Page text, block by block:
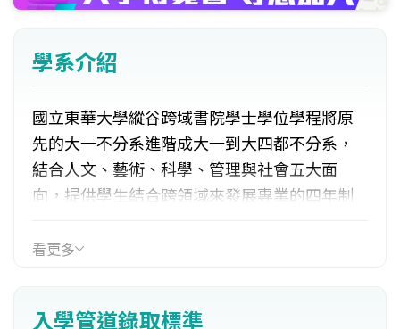
學系介紹
國立東華大學縱谷跨域書院學士學位學程將原
先的大一不分系進階成大一到大四都不分系，
結合人文、藝術、科學、管理與社會五大面
向，提供學生結合跨領域來發展專業的四年制
的技能。
看更多
入學管道錄取標準